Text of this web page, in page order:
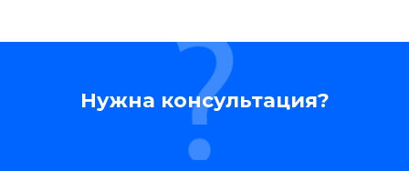
Нужна консультация?